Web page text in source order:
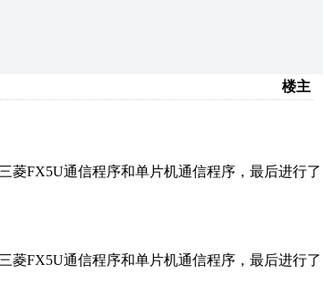
楼主
菱FX5U通信程序和单片机通信程序，最后进行了
菱FX5U通信程序和单片机通信程序，最后进行了